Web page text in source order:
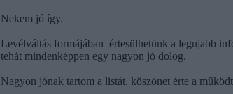
Nekem jó így.
Levélváltás formájában értesülhetünk a legujabb
tehát mindenképpen egy nagyon jó dolog.
Nagyon jónak tartom a listát, köszönet érte a